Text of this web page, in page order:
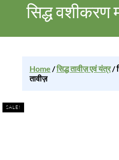
सिद्ध वशीकरण
Home /सिद्ध तावीज़ एवं यंत्र/
तावीज़
SALE!